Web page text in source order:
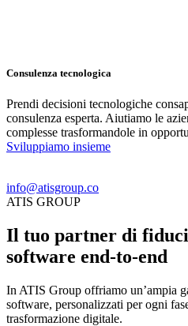
Consulenza tecnologica
Prendi decisioni tecnologiche
consulenza esperta. Aiutiamo le
complesse trasformandole in
Sviluppiamo insieme
info@atisgroup.co
ATIS GROUP
Il tuo partner di
software end-to-end
In ATIS Group offriamo un’ampia
software, personalizzati per ogni
trasformazione digitale.